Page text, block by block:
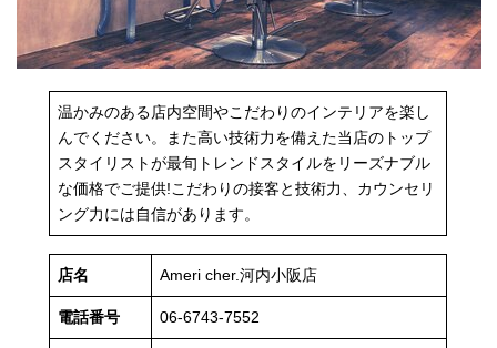
温かみのある店内空間やこだわりのインテリアを楽し
んでください。また高い技術力を備えた当店のトップ
スタイリストが最旬トレンドスタイルをリーズナブル
な価格でご提供!こだわりの接客と技術力、カウンセリ
ング力には自信があります。
店名 Ameri cher.河内小阪店
電話番号 06-6743-7552